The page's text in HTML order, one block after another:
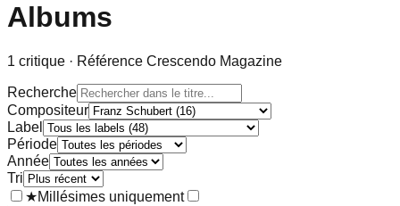
Albums
1 critique · Référence Crescendo Magazine
Recherche
Compositeur
Label
Période
Année
Tri
★Millésimes uniquement